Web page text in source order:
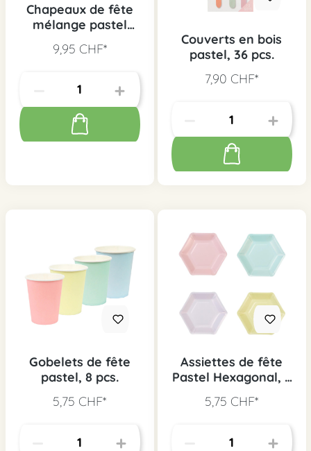
Chapeaux de fête
mélange pastel
9,95 CHF*
Couverts en bois
pastel, 36 pcs.
7,90 CHF*
Gobelets de fête
pastel, 8 pcs.
5,75 CHF*
Assiettes de fête
Pastel Hexagonal, 8
5,75 CHF*